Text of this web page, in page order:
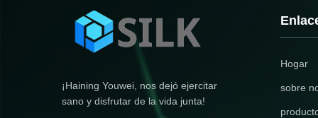
¡Haining Youwei, nos dejó ejercitar
sano y disfrutar de la vida junta!
Hogar
sobre